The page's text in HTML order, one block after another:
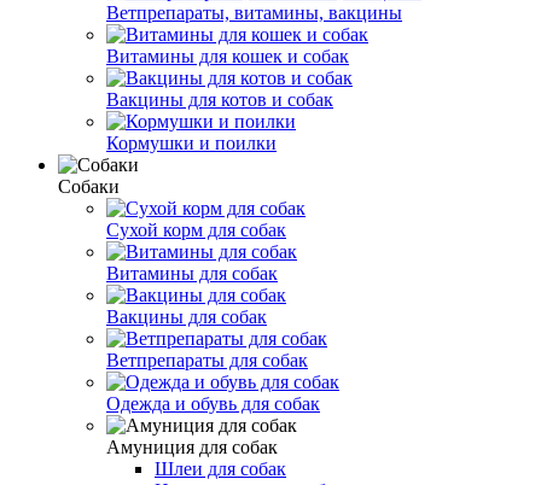
Ветпрепараты, витамины, вакцины
Витамины для кошек и собак
Вакцины для котов и собак
Кормушки и поилки
Собаки
Сухой корм для собак
Витамины для собак
Вакцины для собак
Ветпрепараты для собак
Одежда и обувь для собак
Амуниция для собак
Шлеи для собак